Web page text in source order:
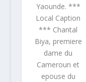
Yaounde. ***
Local Caption
*** Chantal
Biya, premiere
dame du
Cameroun et
epouse du